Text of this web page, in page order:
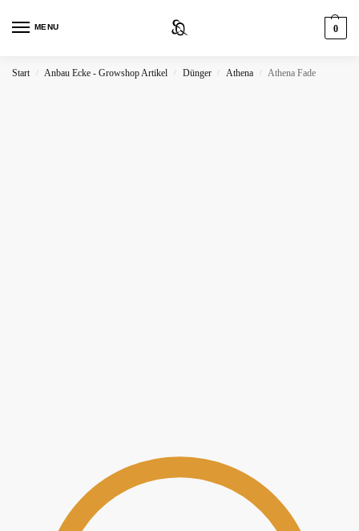
MENU 0
Start / Anbau Ecke - Growshop Artikel / Dünger / Athena / Athena Fade